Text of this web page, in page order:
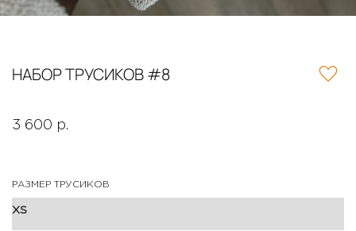
НАБОР ТРУСИКОВ #8
3 600 р.
РАЗМЕР ТРУСИКОВ